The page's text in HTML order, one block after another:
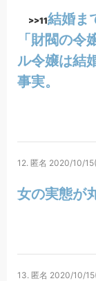
>>11結婚ま
「財閥の
ル令嬢は結
事実。
12. 匿名 2020/10/
女の実態が
13. 匿名 2020/10/